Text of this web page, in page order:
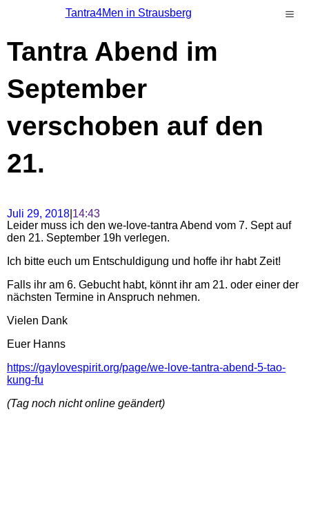
Tantra4Men in Strausberg
Tantra Abend im
September
verschoben auf den
21.
Juli 29, 2018 14:43
Leider muss ich den we-love-tantra Abend vom 7. Sept auf
den 21. September 19h verlegen.
Ich bitte euch um Entschuldigung und hoffe ihr habt Zeit!
Falls ihr am 6. Gebucht habt, könnt ihr am 21. oder einer der
nächsten Termine in Anspruch nehmen.
Vielen Dank
Euer Hanns
https://gaylovespirit.org/page/we-love-tantra-abend-5-tao-
kung-fu
(Tag noch nicht online geändert)